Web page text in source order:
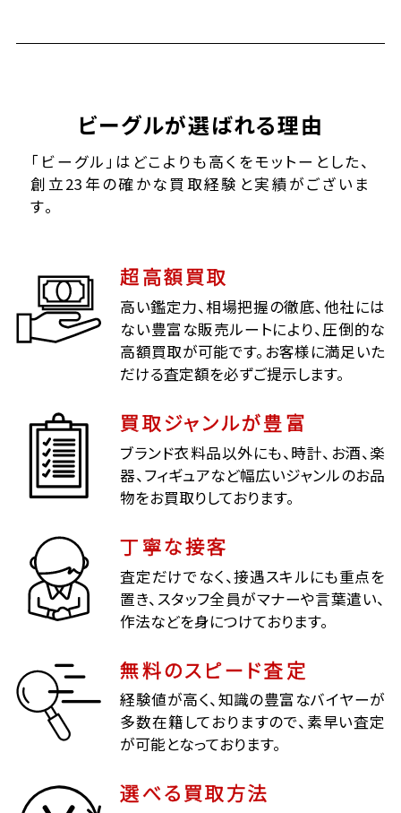
ビーグルが選ばれる理由
「ビーグル」はどこよりも高くをモットーとした、
創立23年の確かな買取経験と実績がございま
す。
超高額買取
高い鑑定力、相場把握の徹底、他社には
ない豊富な販売ルートにより、圧倒的な
高額買取が可能です。お客様に満足いた
だける査定額を必ずご提示します。
買取ジャンルが豊富
ブランド衣料品以外にも、時計、お酒、楽
器、フィギュアなど幅広いジャンルのお品
物をお買取りしております。
丁寧な接客
査定だけでなく、接遇スキルにも重点を
置き、スタッフ全員がマナーや言葉遣い、
作法などを身につけております。
無料のスピード査定
経験値が高く、知識の豊富なバイヤーが
多数在籍しておりますので、素早い査定
が可能となっております。
選べる買取方法